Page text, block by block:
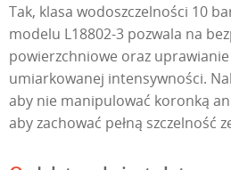
Tak, klasa wodoszczelności 10
modelu L18802-3 pozwala na
powierzchniowe oraz
umiarkowanej intensywności.
aby nie manipulować koronką
aby zachować pełną szczelność